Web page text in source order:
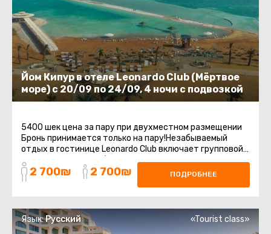
Йом Кипур в отеле Leonardo Club (Мёртвое
море) с 20/09 по 24/09, 4 ночи с подвозкой
5400 шек цена за пару при двухместном размещении
Бронь принимается только на пару!Незабываемый
отдых в гостинице Leonardo Club включает групповой
трансфер с точки сбора до ...
2 700₪ 2 700₪ ПОДРОБНЕЕ
Язык:Русский «Tourist class»